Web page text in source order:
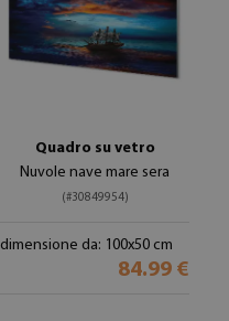
Quadro su vetro
Nuvole nave mare sera
(#30849954)
dimensione da: 100x50 cm
84.99 €